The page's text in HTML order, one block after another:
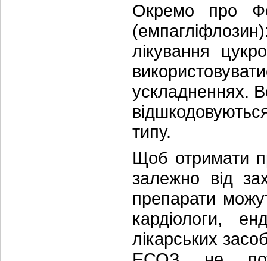
Окремо про
лікування
ускладненнях.
типу.
Щоб отримати
залежно від
препарати
кардіологи,
лікарських